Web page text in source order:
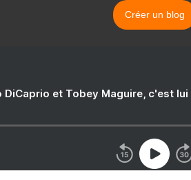
Créer un blog
DiCaprio et Tobey Maguire, c'est